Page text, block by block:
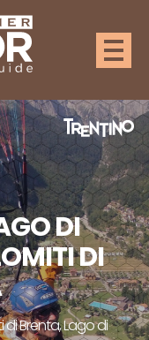
DI
DI
Brenta, Lago di